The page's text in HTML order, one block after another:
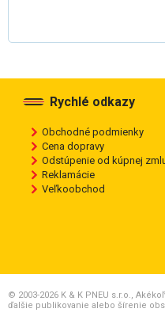
Rychlé odkazy
Obchodné podmienky
Cena dopravy
Odstúpenie od kúpnej
Reklamácie
Veľkoobchod
© 2003-2026 K & K PNEU s.r.o.,
ďalšie publikovanie alebo šírenie